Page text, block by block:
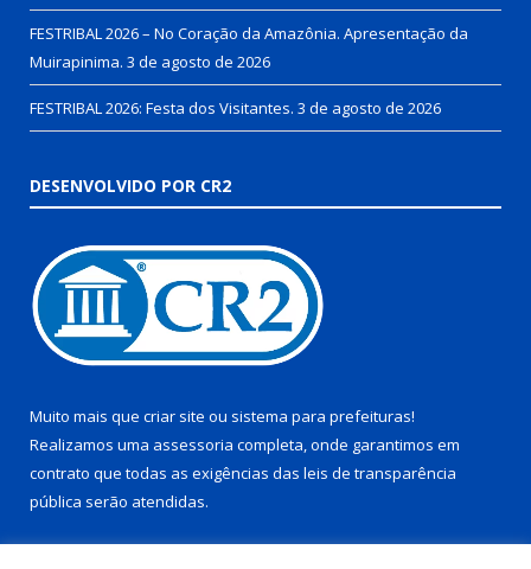
FESTRIBAL 2026 – No Coração da Amazônia. Apresentação da
Muirapinima. 3 de agosto de 2026
FESTRIBAL 2026: Festa dos Visitantes. 3 de agosto de 2026
DESENVOLVIDO POR CR2
Muito mais que criar site ou sistema para prefeituras!
Realizamos uma assessoria completa, onde garantimos em
contrato que todas as exigências das leis de transparência
pública serão atendidas.